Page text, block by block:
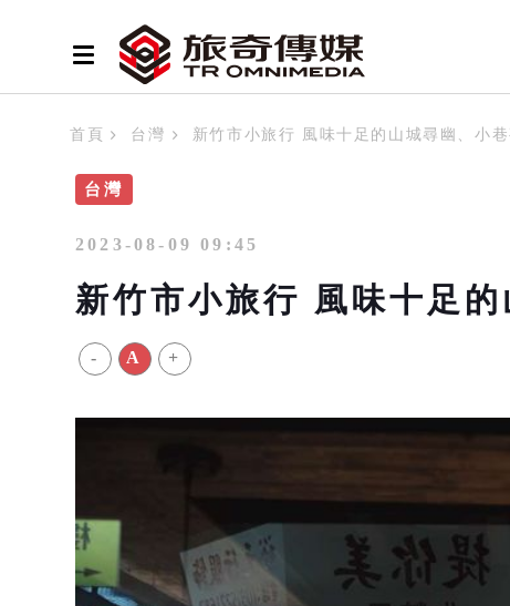
首頁 台灣 新竹市小旅行 風味十足的山城尋幽、小巷
台灣
2023-08-09 09:45
新竹市小旅行 風味十足
- A +